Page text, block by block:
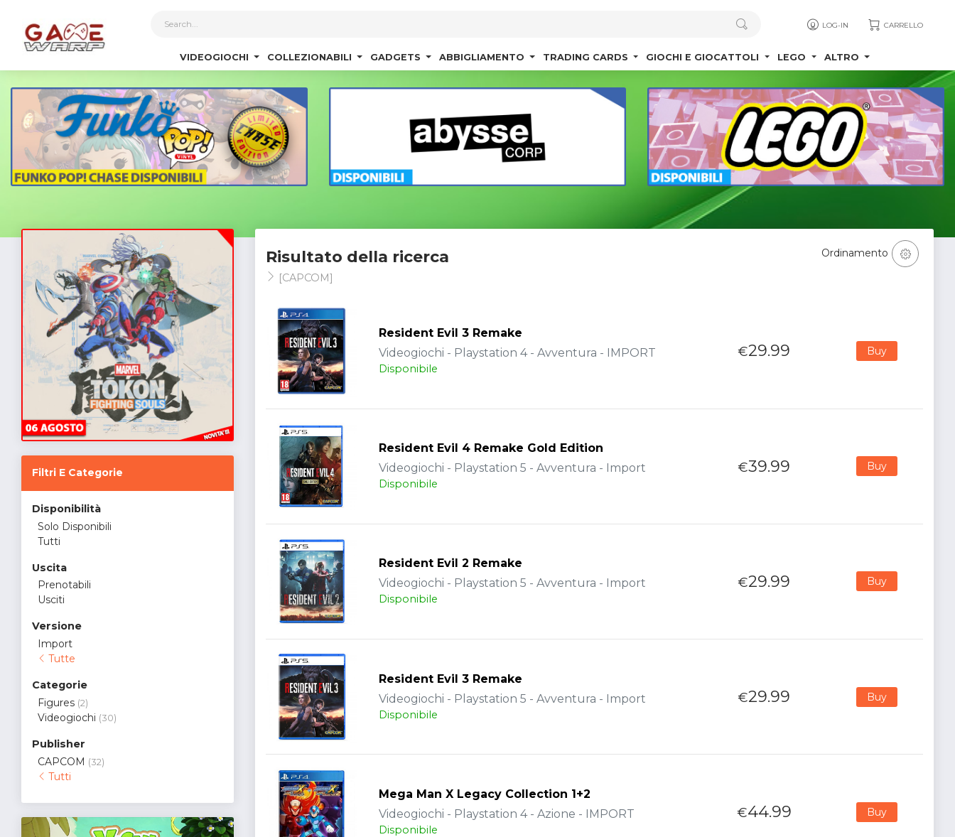
LOG-IN CARRELLO
VIDEOGIOCHI COLLEZIONABILI GADGETS ABBIGLIAMENTO TRADING CARDS GIOCHI E GIOCATTOLI LEGO ALTRO
Filtri E Categorie
Disponibilità
Solo Disponibili
Tutti
Uscita
Prenotabili
Usciti
Versione
Import
Tutte
Categorie
Figures (2)
Videogiochi (30)
Publisher
CAPCOM (32)
Tutti
Risultato della ricerca
[CAPCOM]
Ordinamento
Resident Evil 3 Remake
Videogiochi - Playstation 4 - Avventura - IMPORT
Disponibile
€29.99 Buy
Resident Evil 4 Remake Gold Edition
Videogiochi - Playstation 5 - Avventura - Import
Disponibile
€39.99 Buy
Resident Evil 2 Remake
Videogiochi - Playstation 5 - Avventura - Import
Disponibile
€29.99 Buy
Resident Evil 3 Remake
Videogiochi - Playstation 5 - Avventura - Import
Disponibile
€29.99 Buy
Mega Man X Legacy Collection 1+2
Videogiochi - Playstation 4 - Azione - IMPORT
Disponibile
€44.99 Buy